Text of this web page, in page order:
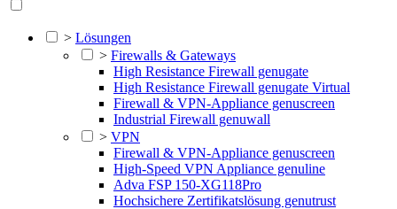
> Lösungen
> Firewalls & Gateways
High Resistance Firewall genugate
High Resistance Firewall genugate Virtual
Firewall & VPN-Appliance genuscreen
Industrial Firewall genuwall
> VPN
Firewall & VPN-Appliance genuscreen
High-Speed VPN Appliance genuline
Adva FSP 150-XG118Pro
Hochsichere Zertifikatslösung genutrust